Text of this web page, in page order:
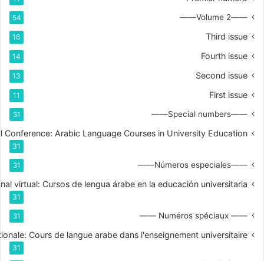
——Volume 2——
54
Third issue
16
Fourth issue
14
Second issue
13
First issue
11
——Special numbers——
31
Conference: Arabic Language Courses in University Education
31
——Números especiales——
31
virtual: Cursos de lengua árabe en la educación universitaria
31
—— Numéros spéciaux ——
31
Cours de langue arabe dans l'enseignement universitaire
31